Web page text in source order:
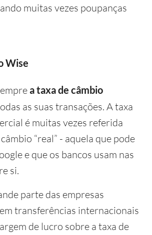
muitas vezes poupanças
Wise
a taxa de câmbio
as suas transações. A taxa
é muitas vezes referida
“real” - aquela que pode
e que os bancos usam nas
si.
parte das empresas
transferências internacionais
de lucro sobre a taxa de